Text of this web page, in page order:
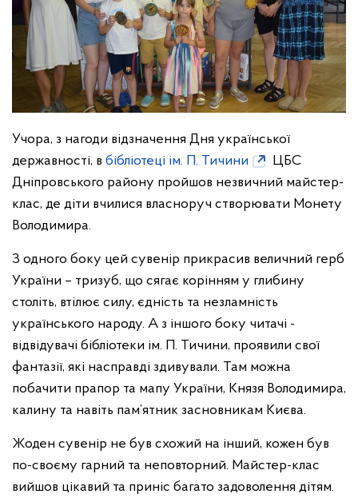
Учора, з нагоди відзначення Дня української
державності, в бібліотеці ім. П. Тичини
ЦБС
Дніпровського району пройшов незвичний майстер-
клас, де діти вчилися власноруч створювати Монету
Володимира.
З одного боку цей сувенір прикрасив величний герб
України – тризуб, що сягає корінням у глибину
століть, втілює силу, єдність та незламність
українського народу. А з іншого боку читачі -
відвідувачі бібліотеки ім. П. Тичини, проявили свої
фантазії, які насправді здивували. Там можна
побачити прапор та мапу України, Князя Володимира,
калину та навіть пам’ятник засновникам Києва.
Жоден сувенір не був схожий на інший, кожен був
по-своєму гарний та неповторний. Майстер-клас
вийшов цікавий та приніс багато задоволення дітям.